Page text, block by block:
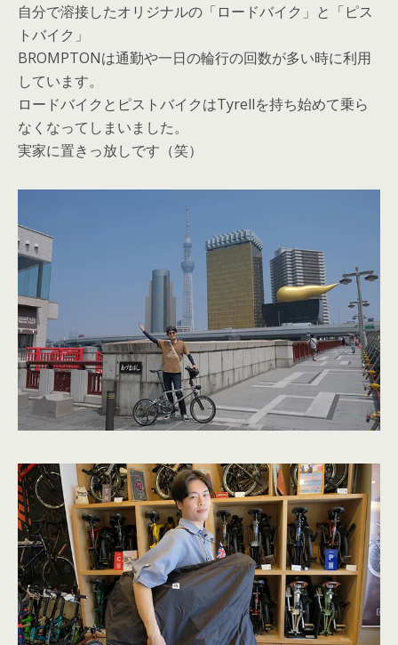
自分で溶接したオリジナルの「ロードバイク」と「ピス
トバイク」
BROMPTONは通勤や一日の輪行の回数が多い時に利用
しています。
ロードバイクとピストバイクはTyrellを持ち始めて乗ら
なくなってしまいました。
実家に置きっ放しです（笑）